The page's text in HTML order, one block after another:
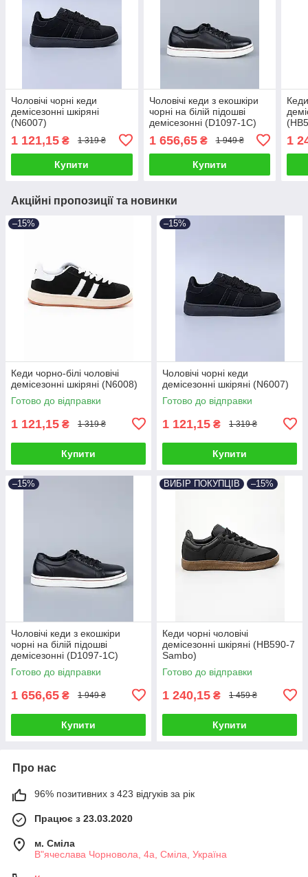
Чоловічі чорні кеди
демісезонні шкіряні
(N6007)
1 121,15 ₴ 1 319 ₴
Купити
Чоловічі кеди з екошкіри
чорні на білій підошві
демісезонні (D1097-1C)
1 656,65₴ 1 949 ₴
Купити
1
Акційні пропозиції та новинки
–15%
Кеди чорно-білі чоловічі
демісезонні шкіряні (N6008)
Готово до відправки
1 121,15 ₴ 1 319 ₴
Купити
–15%
Чоловічі чорні кеди
демісезонні шкіряні (N6007)
Готово до відправки
1 121,15 ₴ 1 319 ₴
Купити
–15%
Чоловічі кеди з екошкіри
чорні на білій підошві
демісезонні (D1097-1C)
Готово до відправки
1 656,65 ₴ 1 949 ₴
Купити
ВИБІР ПОКУПЦІВ –15%
Кеди чорні чоловічі
демісезонні шкіряні (HB590-7
Sambo)
Готово до відправки
1 240,15 ₴ 1 459 ₴
Купити
Про нас
96% позитивних з 423 відгуків за рік
Працює з 23.03.2020
м. Сміла
В"ячеслава Чорновола, 4а, Сміла, Україна